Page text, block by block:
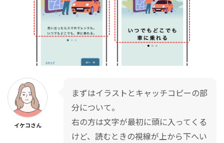
イケコさん
まずはイラストとキャッチコピーの部
分について。
右の方は文字が最初に頭に入ってくる
けど、読むときの視線が上から下へい